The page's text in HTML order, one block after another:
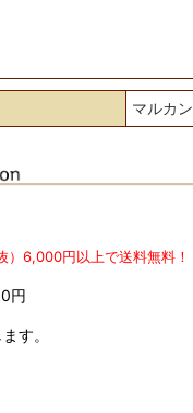
マルカン
）6,000円以上で送料無料！
円
す。